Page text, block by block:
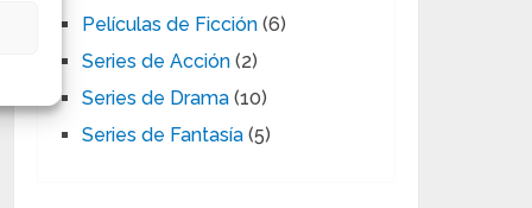
Películas de Ficción (6)
Series de Acción (2)
Series de Drama (10)
Series de Fantasía (5)